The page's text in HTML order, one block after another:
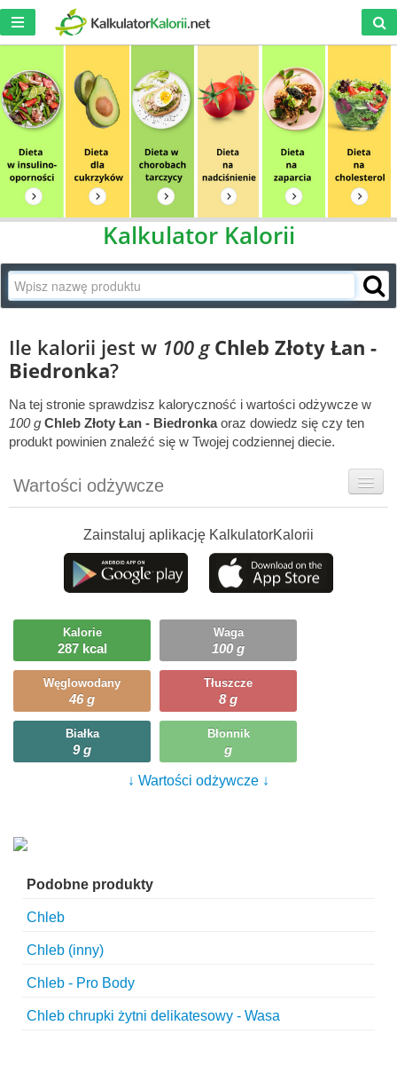
Kalkulator Kalorii
Ile kalorii jest w 100 g Chleb Złoty Łan -
Biedronka?
Na tej stronie sprawdzisz kaloryczność i wartości odżywcze w
100 g Chleb Złoty Łan - Biedronkaoraz dowiedz się czy ten
produkt powinien znaleźć się w Twojej codziennej diecie.
Wartości odżywcze
Ciekawostki
Ile możesz zjeść?
Zainstaluj aplikację KalkulatorKalorii
Kalorie
287 kcal
Waga
100 g
Węglowodany
46 g
Tłuszcze
8 g
Białka
9 g
Błonnik
g
↓ Wartości odżywcze ↓
Podobne produkty
Chleb
Chleb (inny)
Chleb - Pro Body
Chleb chrupki żytni delikatesowy - Wasa